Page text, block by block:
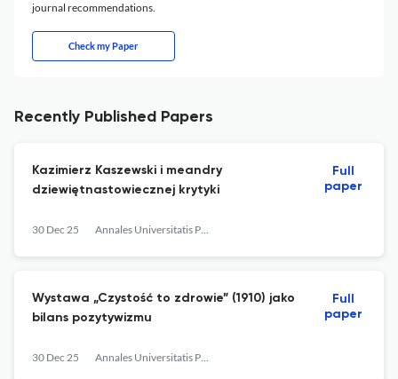
journal recommendations.
Check my Paper
Recently Published Papers
Kazimierz Kaszewski i meandry
dziewiętnastowiecznej krytyki
30 Dec 25 Annales Universitatis Paedagogicae Cracoviensis | Studia Historicolitteraria
Full
paper
Wystawa „Czystość to zdrowie” (1910) jako
bilans pozytywizmu
30 Dec 25 Annales Universitatis Paedagogicae Cracoviensis | Studia Historicolitteraria
Full
paper